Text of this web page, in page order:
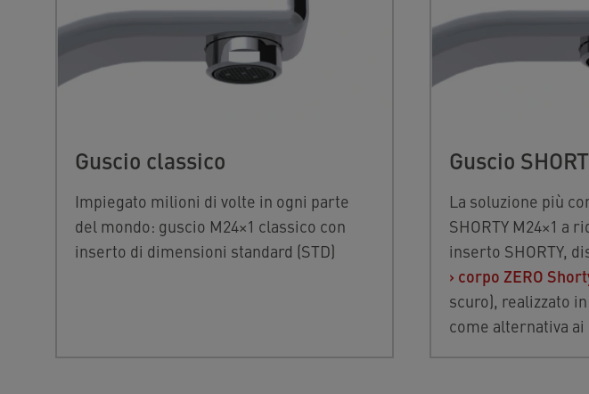
Guscio classico
Impiegato milioni di volte in ogni parte
del mondo: guscio M24×1 classico con
inserto di dimensioni standard (STD)
Guscio
La soluzione più
SHORTY M24×1 a
inserto SHORTY,
› corpo ZERO
scuro), realizzato
come alternativa